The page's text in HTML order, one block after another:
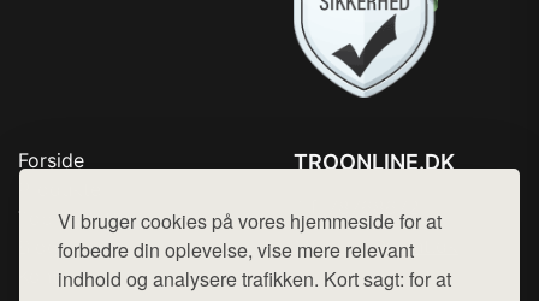
Vi bruger cookies på vores hjemmeside for at
forbedre din oplevelse, vise mere relevant
indhold og analysere trafikken. Kort sagt: for at
Forside
Top Rabatter
Blog
Kontakt
TROONLINE.DK
Mail: hej@want.dk
Cookie- og privatlivspolitik